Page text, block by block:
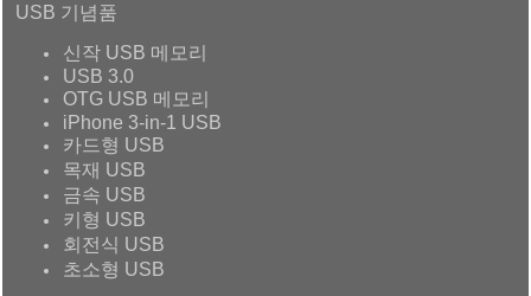
USB 기념품
신작 USB 메모리
USB 3.0
OTG USB 메모리
iPhone 3-in-1 USB
카드형 USB
목재 USB
금속 USB
키형 USB
회전식 USB
초소형 USB